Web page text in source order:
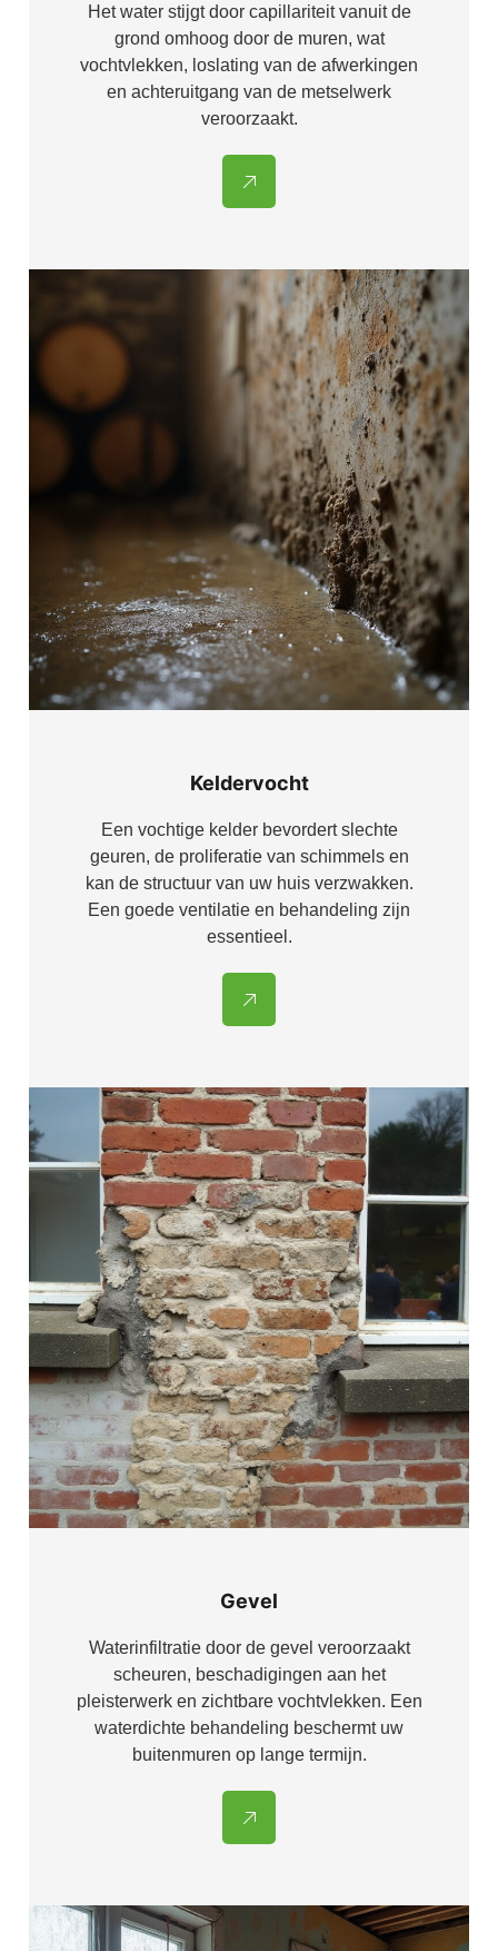
Het water stijgt door capillariteit vanuit de
grond omhoog door de muren, wat
vochtvlekken, loslating van de afwerkingen
en achteruitgang van de metselwerk
veroorzaakt.
Keldervocht
Een vochtige kelder bevordert slechte
geuren, de proliferatie van schimmels en
kan de structuur van uw huis verzwakken.
Een goede ventilatie en behandeling zijn
essentieel.
Gevel
Waterinfiltratie door de gevel veroorzaakt
scheuren, beschadigingen aan het
pleisterwerk en zichtbare vochtvlekken. Een
waterdichte behandeling beschermt uw
buitenmuren op lange termijn.